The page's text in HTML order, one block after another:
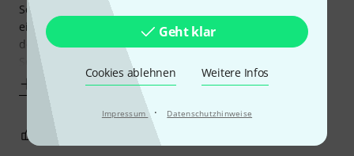
Geht klar
Cookies ablehnen Weitere Infos
Impressum · Datenschutzhinweise
Schwanenhals lässt Biegungen zu, dimmbar, aber ... nach
einiger Zeit fängt die Lampe an zu flackern, und gibt dann
den Geist auf. Ich bin der Meinung, es hat etwas mit dem
Schalte/Dimmer zu tun. Meine erste Lampe war
Mehr anzeigen
BEWERTUNG MELDEN